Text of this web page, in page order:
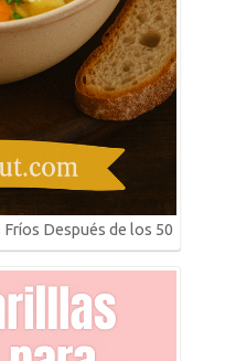
Fríos Después de los 50